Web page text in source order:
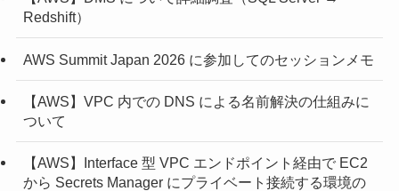
Redshift）
AWS Summit Japan 2026 に参加してのセッションメモ
【AWS】VPC 内での DNS による名前解決の仕組みに
ついて
【AWS】Interface 型 VPC エンドポイント経由で EC2
から Secrets Manager にプライベート接続する環境の